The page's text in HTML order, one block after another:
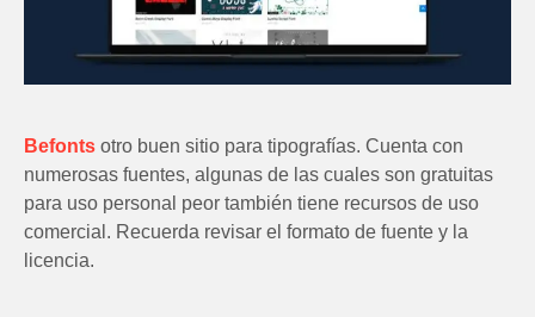
Befonts otro buen sitio para tipografías. Cuenta con
numerosas fuentes, algunas de las cuales son gratuitas
para uso personal peor también tiene recursos de uso
comercial. Recuerda revisar el formato de fuente y la
licencia.